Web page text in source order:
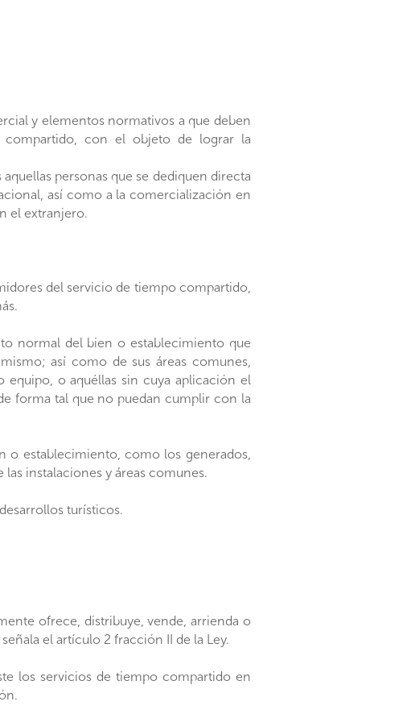
y elementos normativos a que deben
compartido, con el objeto de lograr la
personas que se dediquen directa
así como a la comercialización en
el extranjero.
del servicio de tiempo compartido,
normal del bien o establecimiento que
así como de sus áreas comunes,
o aquéllas sin cuya aplicación el
forma tal que no puedan cumplir con la
o establecimiento, como los generados,
instalaciones y áreas comunes.
turísticos.
ofrece, distribuye, vende, arrienda o
el artículo 2 fracción II de la Ley.
los servicios de tiempo compartido en